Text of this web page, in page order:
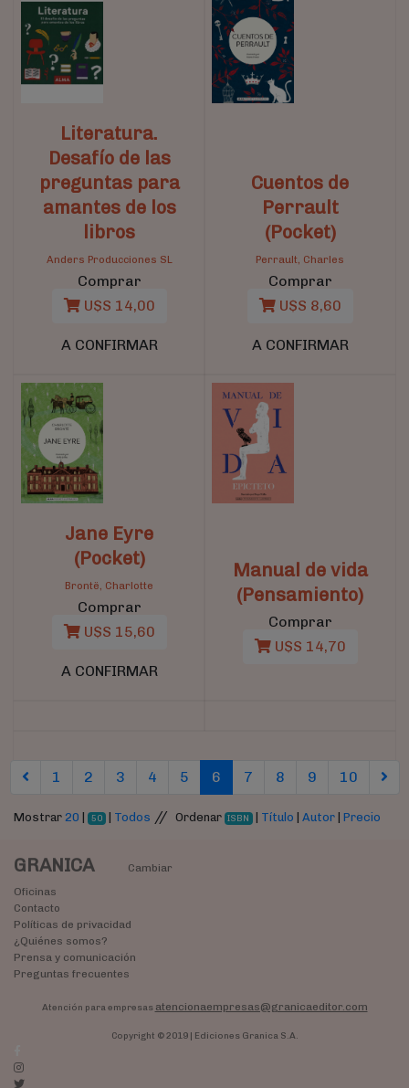
Literatura.
Desafío de las
preguntas para
amantes de los
libros
Anders Producciones SL
Comprar
U$S 14,00
A CONFIRMAR
Cuentos de
Perrault
(Pocket)
Perrault, Charles
Comprar
U$S 8,60
A CONFIRMAR
Jane Eyre
(Pocket)
Brontë, Charlotte
Comprar
U$S 15,60
A CONFIRMAR
Manual de vida
(Pensamiento)
Comprar
U$S 14,70
1 2 3 4 5 6(current)
7(current)
8(current)
9(current)
10
Mostrar 20 50 | Todos // Ordenar ISBN Título |Autor |Precio
GRANICA
Cambiar
Oficinas
Contacto
Políticas de privacidad
¿Quiénes somos?
Prensa y comunicación
Preguntas frecuentes
Atención para empresas atencionaempresas@granicaeditor.com
Copyright © 2019 | Ediciones Granica S.A.